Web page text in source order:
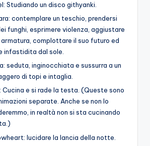
Studiando un disco githyanki.
contemplare un teschio, prendersi
funghi, esprimere violenza, aggiustare
armatura, complottare il suo futuro ed
infastidita dal sole.
seduta, inginocchiata e sussurra a un
di topi e intaglia.
Cucina e si rade la testa. (Queste sono
separate. Anche se non lo
in realtà non si sta cucinando
lucidare la lancia della notte.